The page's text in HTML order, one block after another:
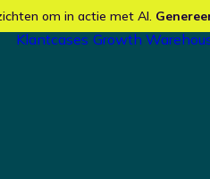
om in actie met AI.
Klantcases Growth